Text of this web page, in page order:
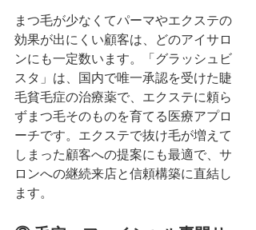
まつ毛が少なくてパーマやエクステの
効果が出にくい顧客は、どのアイサロ
ンにも一定数います。「グラッシュビ
スタ」は、国内で唯一承認を受けた睫
毛貧毛症の治療薬で、エクステに頼ら
ずまつ毛そのものを育てる医療アプロ
ーチです。エクステで抜け毛が増えて
しまった顧客への提案にも最適で、サ
ロンへの継続来店と信頼構築に直結し
ます。